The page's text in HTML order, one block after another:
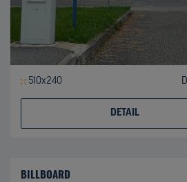
510x240
DETAIL
BILLBOARD